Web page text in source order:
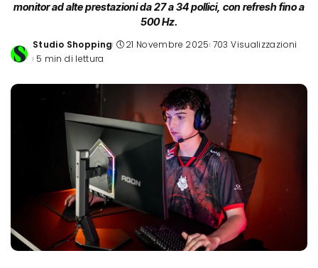
monitor ad alte prestazioni da 27 a 34 pollici, con refresh fino a
500 Hz.
Posted
by
Studio Shopping 21 Novembre 2025 703 Visualizzazioni
5 min di lettura